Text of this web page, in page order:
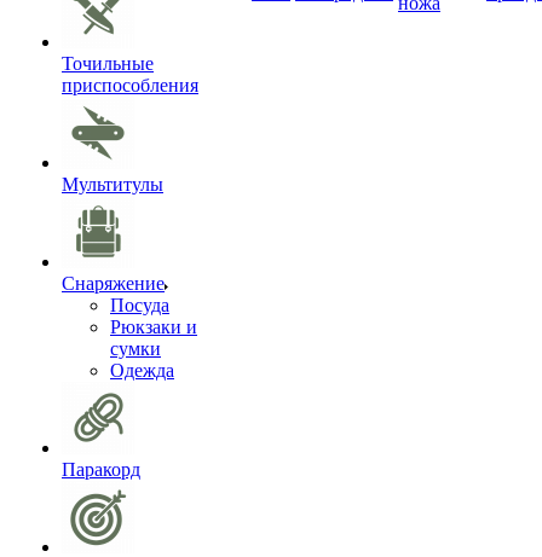
Точильные
приспособления
Мультитулы
Снаряжение
Посуда
Рюкзаки и
сумки
Одежда
Паракорд